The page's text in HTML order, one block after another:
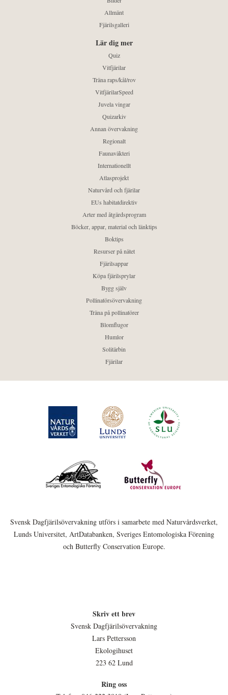
Allmänt
Fjärilsgalleri
Lär dig mer
Quiz
Vitfjärilar
Träna raps/kål/rov
VitfjärilarSpeed
Juvela vingar
Quizarkiv
Annan övervakning
Regionalt
Faunaväkteri
Internationellt
Atlasprojekt
Naturvård och fjärilar
EUs habitatdirektiv
Arter med åtgärdsprogram
Böcker, appar, material och länktips
Boktips
Resurser på nätet
Fjärilsappar
Köpa fjärilsprylar
Bygg själv
Pollinatörsövervakning
Träna på pollinatörer
Blomflugor
Humlor
Solitärbin
Fjärilar
Svensk Dagfjärilsövervakning utförs i samarbete med Naturvårdsverket,
Lunds Universitet, ArtDatabanken, Sveriges Entomologiska Förening
och Butterfly Conservation Europe.
Skriv ett brev
Svensk Dagfjärilsövervakning
Lars Pettersson
Ekologihuset
223 62 Lund
Ring oss